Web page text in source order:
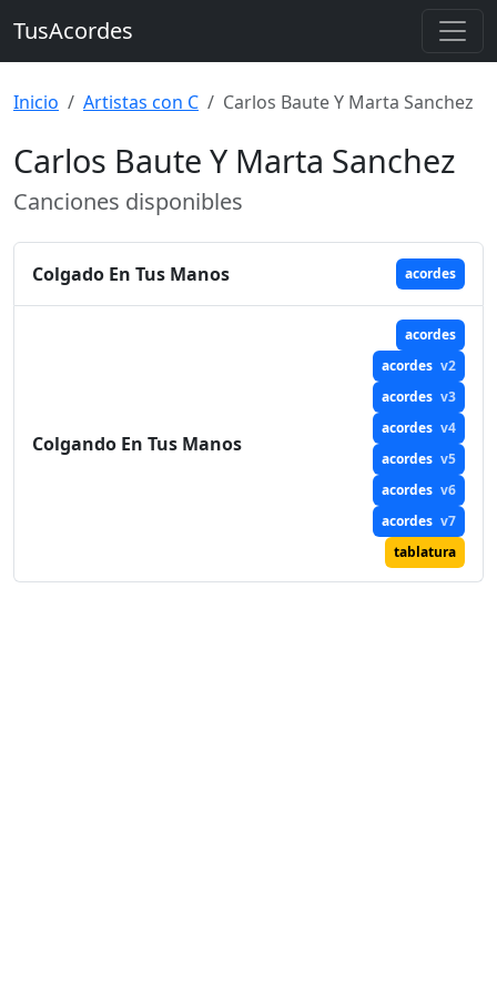
TusAcordes
Inicio Artistas con C Carlos Baute Y Marta Sanchez
Carlos Baute Y Marta Sanchez
Canciones disponibles
Colgado En Tus Manos acordes
Colgando En Tus Manos
acordes
acordes v2
acordes v3
acordes v4
acordes v5
acordes v6
acordes v7
tablatura